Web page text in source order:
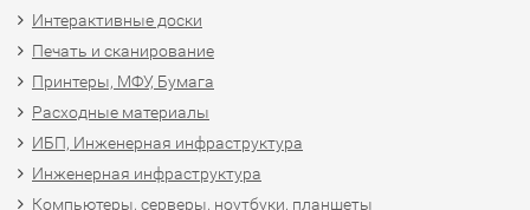
Интерактивные доски
Печать и сканирование
Принтеры, МФУ, Бумага
Расходные материалы
ИБП, Инженерная инфраструктура
Инженерная инфраструктура
Компьютеры, серверы, ноутбуки, планшеты